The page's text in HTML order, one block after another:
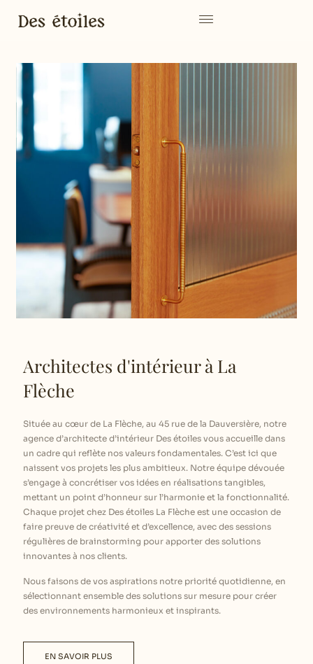
Architectes d'intérieur à La
Flèche
Située au cœur de La Flèche, au 45 rue de la Dauversière, notre
agence d’architecte d’intérieur Des étoiles vous accueille dans
un cadre qui reflète nos valeurs fondamentales. C’est ici que
naissent vos projets les plus ambitieux. Notre équipe dévouée
s’engage à concrétiser vos idées en réalisations tangibles,
mettant un point d’honneur sur l’harmonie et la fonctionnalité.
Chaque projet chez Des étoiles La Flèche est une occasion de
faire preuve de créativité et d’excellence, avec des sessions
régulières de brainstorming pour apporter des solutions
innovantes à nos clients.
Nous faisons de vos aspirations notre priorité quotidienne, en
sélectionnant ensemble des solutions sur mesure pour créer
des environnements harmonieux et inspirants.
EN SAVOIR PLUS